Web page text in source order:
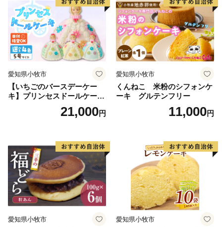
ン 常温 愛知県 小牧市 アンプ
チベアやぐま
愛知県小牧市
【いちごのバースデーケー
キ】プリンセスドールケーキ
日時指定可 スイーツ デザー
ト 洋菓子 お取り寄せ 愛知県
デコレーションケーキ ホー
ルケーキ 人形 かわいい こど
も
21,000円
愛知県小牧市
くんねこ 米粉のシフォンケ
ーキ グルテンフリー
11,000円
愛知県小牧市 愛知県小牧市